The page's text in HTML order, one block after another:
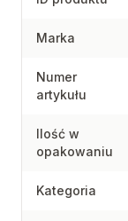
Marka
Numer
artykułu
Ilość w
opakowaniu
Kategoria